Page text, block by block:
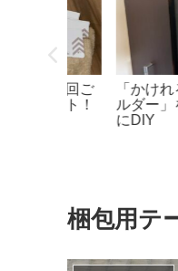
梱包用テープカ
（ダイソー）
梱包用テ